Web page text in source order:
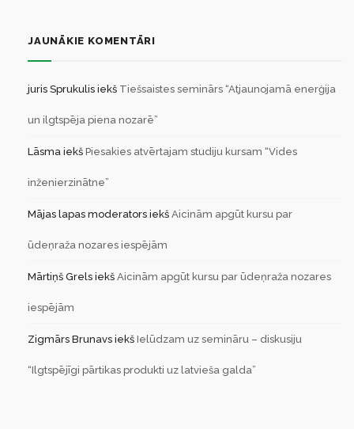
JAUNĀKIE KOMENTĀRI
juris Sprukulis iekš Tiešsaistes seminārs “Atjaunojamā enerģija
un ilgtspēja piena nozarē”
Lāsma iekš Piesakies atvērtajam studiju kursam “Vides
inženierzinātne”
Mājas lapas moderators iekš Aicinām apgūt kursu par
ūdeņraža nozares iespējām
Mārtiņš Grels iekš Aicinām apgūt kursu par ūdeņraža nozares
iespējām
Zigmārs Brunavs iekš Ielūdzam uz semināru – diskusiju
“Ilgtspējīgi pārtikas produkti uz latvieša galda”